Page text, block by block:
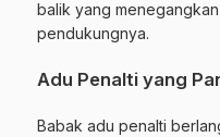
balik yang
pendukungnya.
Adu Penalti yang
Babak adu penalti